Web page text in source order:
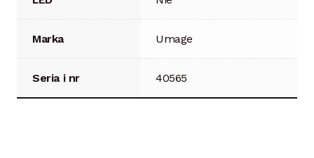
Marka Umage
Seria i nr 40565